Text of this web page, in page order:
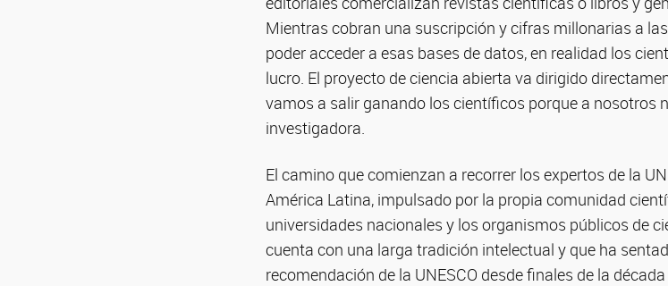
Mientras cobran una suscripción y cifras millonarias a
poder acceder a esas bases de datos, en realidad los
lucro. El proyecto de ciencia abierta va dirigido
vamos a salir ganando los científicos porque a nosotros
investigadora.
El camino que comienzan a recorrer los expertos de la
América Latina, impulsado por la propia comunidad
universidades nacionales y los organismos públicos de
cuenta con una larga tradición intelectual y que ha
recomendación de la UNESCO desde finales de la